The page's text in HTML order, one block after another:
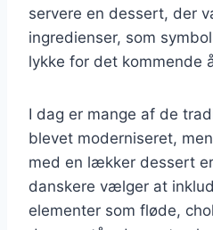
servere en dessert, der
ingredienser, som
lykke for det kommende
I dag er mange af de
blevet moderniseret,
med en lækker dessert
danskere vælger at
elementer som fløde,